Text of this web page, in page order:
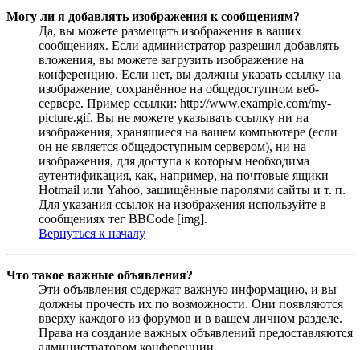
Могу ли я добавлять изображения к сообщениям?
Да, вы можете размещать изображения в ваших
сообщениях. Если администратор разрешил добавлять
вложения, вы можете загрузить изображение на
конференцию. Если нет, вы должны указать ссылку на
изображение, сохранённое на общедоступном веб-
сервере. Пример ссылки: http://www.example.com/my-
picture.gif. Вы не можете указывать ссылку ни на
изображения, хранящиеся на вашем компьютере (если
он не является общедоступным сервером), ни на
изображения, для доступа к которым необходима
аутентификация, как, например, на почтовые ящики
Hotmail или Yahoo, защищённые паролями сайты и т. п.
Для указания ссылок на изображения используйте в
сообщениях тег BBCode [img].
Вернуться к началу
Что такое важные объявления?
Эти объявления содержат важную информацию, и вы
должны прочесть их по возможности. Они появляются
вверху каждого из форумов и в вашем личном разделе.
Права на создание важных объявлений предоставляются
администратором конференции.